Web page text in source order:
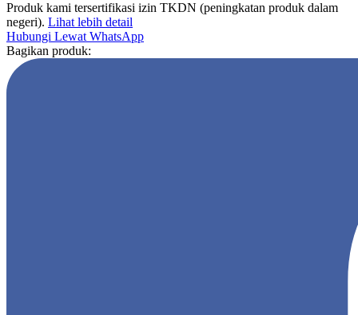
Produk kami tersertifikasi izin TKDN (peningkatan produk dalam
negeri). Lihat lebih detail
Hubungi Lewat WhatsApp
Bagikan produk: